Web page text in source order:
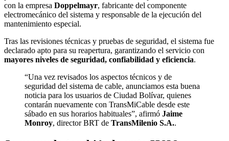
con la empresa Doppelmayr, fabricante del componente
electromecánico del sistema y responsable de la ejecución del
mantenimiento especial.
Tras las revisiones técnicas y pruebas de seguridad, el sistema fue
declarado apto para su reapertura, garantizando el servicio con
mayores niveles de seguridad, confiabilidad y eficiencia.
“Una vez revisados los aspectos técnicos y de
seguridad del sistema de cable, anunciamos esta buena
noticia para los usuarios de Ciudad Bolívar, quienes
contarán nuevamente con TransMiCable desde este
sábado en sus horarios habituales”, afirmó Jaime
Monroy, director BRT de TransMilenio S.A..